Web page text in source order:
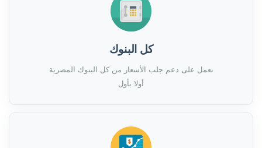
كل البنوك
نعمل على دعم جلب الأسعار من كل البنوك المصرية
أولا بأول